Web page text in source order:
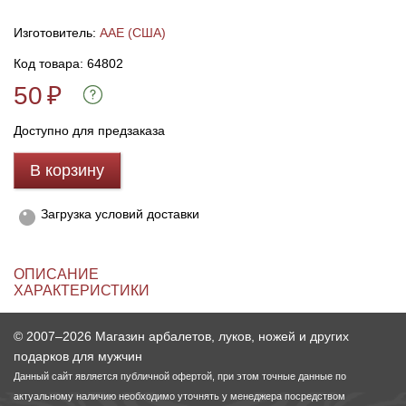
Изготовитель: AAE (США)
Код товара: 64802
50₽
Доступно для предзаказа
В корзину
Загрузка условий доставки
ОПИСАНИЕ
ХАРАКТЕРИСТИКИ
© 2007–2026 Магазин арбалетов, луков, ножей и других
подарков для мужчин
Данный сайт является публичной офертой, при этом точные данные по
актуальному наличию необходимо уточнять у менеджера посредством
Линейки для настройки лука
Полочки для лука
Кликеры для лука
Плунжеры для лука
Киссеры для лука
Ножи складные